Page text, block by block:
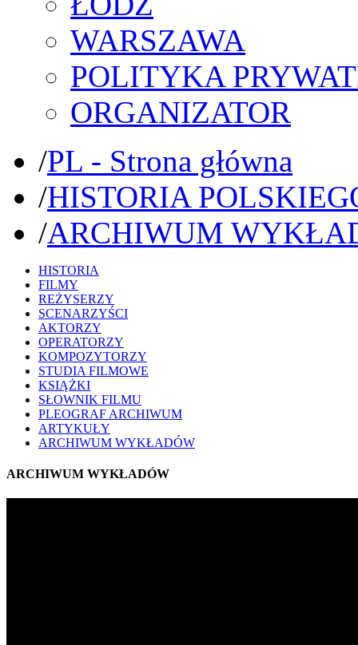
WARSZAWA
POLITYKA
ORGANIZATOR
/PL - Strona główna
/HISTORIA
/ARCHIWUM
HISTORIA
FILMY
REŻYSERZY
SCENARZYŚCI
AKTORZY
OPERATORZY
KOMPOZYTORZY
STUDIA FILMOWE
KSIĄŻKI
SŁOWNIK FILMU
PLEOGRAF ARCHIWUM
ARTYKUŁY
ARCHIWUM WYKŁADÓW
ARCHIWUM WYKŁADÓW